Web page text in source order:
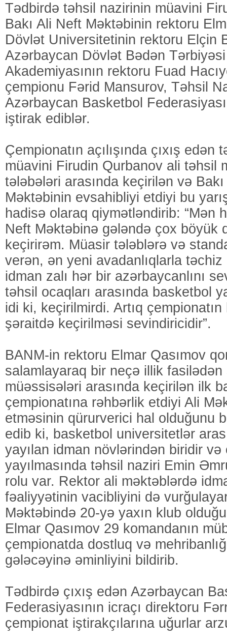
Tədbirdə təhsil nazirinin müavini
Bakı Ali Neft Məktəbinin rektoru
Dövlət Universitetinin rektoru Elçin
Azərbaycan Dövlət Bədən
Akademiyasının rektoru Fuad
çempionu Fərid Mansurov, Təhsil
Azərbaycan Basketbol
iştirak ediblər.
Çempionatın açılışında çıxış edən
müavini Firudin Qurbanov ali təhsil
tələbələri arasında keçirilən və
Məktəbinin evsahibliyi etdiyi bu
hadisə olaraq qiymətləndirib: “Mən
Neft Məktəbinə gələndə çox böyük
keçirirəm. Müasir tələblərə və
verən, ən yeni avadanlıqlarla
idman zalı hər bir azərbaycanlını
təhsil ocaqları arasında basketbol
idi ki, keçirilmirdi. Artıq
şəraitdə keçirilməsi sevindiricidir”.
BANM-in rektoru Elmar Qasımov
salamlayaraq bir neçə illik
müəssisələri arasında keçirilən ilk
çempionatına rəhbərlik etdiyi Ali
etməsinin qürurverici hal olduğunu
edib ki, basketbol universitetlər
yayılan idman növlərindən biridir və
yayılmasında təhsil naziri Emin
rolu var. Rektor ali məktəblərdə
fəaliyyətinin vacibliyini də
Məktəbində 20-yə yaxın klub
Elmar Qasımov 29 komandanın
çempionatda dostluq və
gələcəyinə əminliyini bildirib.
Tədbirdə çıxış edən Azərbaycan
Federasiyasının icraçı direktoru
çempionat iştirakçılarına uğurlar